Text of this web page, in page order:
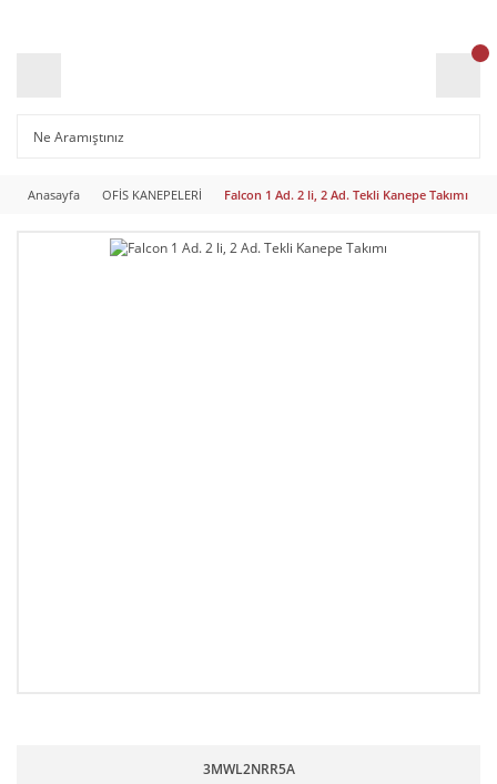
Anasayfa OFİS KANEPELERİ Falcon 1 Ad. 2 li, 2 Ad. Tekli Kanepe Takımı
3MWL2NRR5A